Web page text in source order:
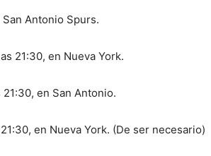
San Antonio Spurs.
21:30, en Nueva York.
en San Antonio.
en Nueva York. (De ser necesario)